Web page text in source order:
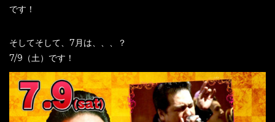
です！
そしてそして、7月は、、、？
7/9（土）です！